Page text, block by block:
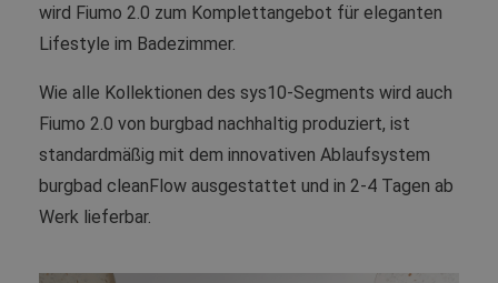
wird Fiumo 2.0 zum Komplettangebot für eleganten
Lifestyle im Badezimmer.
Wie alle Kollektionen des sys10-Segments wird auch
Fiumo 2.0 von burgbad nachhaltig produziert, ist
standardmäßig mit dem innovativen Ablaufsystem
burgbad cleanFlow ausgestattet und in 2-4 Tagen ab
Werk lieferbar.